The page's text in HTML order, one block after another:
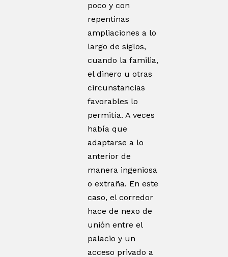
poco y con
repentinas
ampliaciones a lo
largo de siglos,
cuando la familia,
el dinero u otras
circunstancias
favorables lo
permitía. A veces
había que
adaptarse a lo
anterior de
manera ingeniosa
o extraña. En este
caso, el corredor
hace de nexo de
unión entre el
palacio y un
acceso privado a